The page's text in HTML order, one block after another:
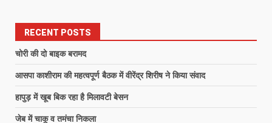
RECENT POSTS
चोरी की दो बाइक बरामद
आसपा काशीराम की महत्वपूर्ण बैठक में वीरेंद्र शिरीष ने किया संवाद
हापुड़ में खूब बिक रहा है मिलावटी बेसन
जेब में चाकू व तमंचा निकला